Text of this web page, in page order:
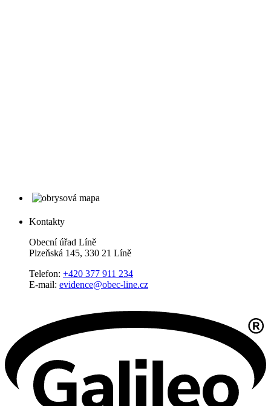
Kontakty
Obecní úřad Líně
Plzeňská 145, 330 21 Líně
Telefon: +420 377 911 234
E-mail: evidence@obec-line.cz